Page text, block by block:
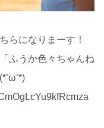
らになりまーす！
ふうか色々ちゃんね